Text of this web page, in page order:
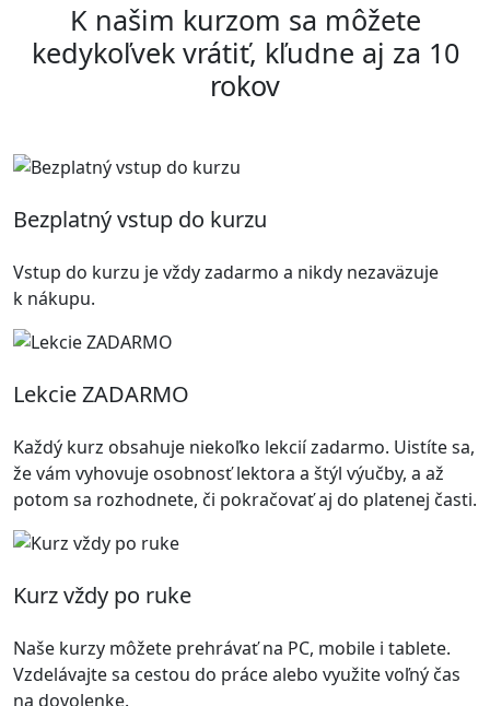
K našim kurzom sa môžete
kedykoľvek vrátiť, kľudne aj za 10
rokov
Bezplatný vstup do kurzu
Vstup do kurzu je vždy zadarmo a nikdy nezaväzuje
k nákupu.
Lekcie ZADARMO
Každý kurz obsahuje niekoľko lekcií zadarmo. Uistíte sa,
že vám vyhovuje osobnosť lektora a štýl výučby, a až
potom sa rozhodnete, či pokračovať aj do platenej časti.
Kurz vždy po ruke
Naše kurzy môžete prehrávať na PC, mobile i tablete.
Vzdelávajte sa cestou do práce alebo využite voľný čas
na dovolenke.